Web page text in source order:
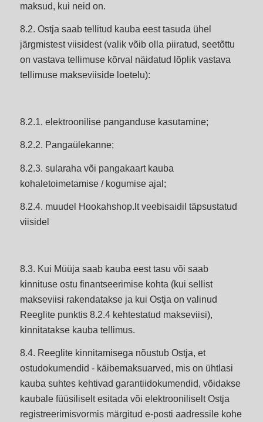
maksud, kui neid on.
8.2. Ostja saab tellitud kauba eest tasuda ühel
järgmistest viisidest (valik võib olla piiratud, seetõttu
on vastava tellimuse kõrval näidatud lõplik vastava
tellimuse makseviiside loetelu):
8.2.1. elektroonilise panganduse kasutamine;
8.2.2. Pangaülekanne;
8.2.3. sularaha või pangakaart kauba
kohaletoimetamise / kogumise ajal;
8.2.4. muudel Hookahshop.lt veebisaidil täpsustatud
viisidel
8.3. Kui Müüja saab kauba eest tasu või saab
kinnituse ostu finantseerimise kohta (kui sellist
makseviisi rakendatakse ja kui Ostja on valinud
Reeglite punktis 8.2.4 kehtestatud makseviisi),
kinnitatakse kauba tellimus.
8.4. Reeglite kinnitamisega nõustub Ostja, et
ostudokumendid - käibemaksuarved, mis on ühtlasi
kauba suhtes kehtivad garantiidokumendid, võidakse
kaubale füüsiliselt esitada või elektrooniliselt Ostja
registreerimisvormis märgitud e-posti aadressile kohe